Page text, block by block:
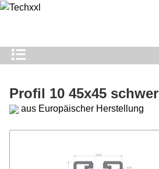
Profil 10 45x45 schwer
aus Europäischer Herstellung